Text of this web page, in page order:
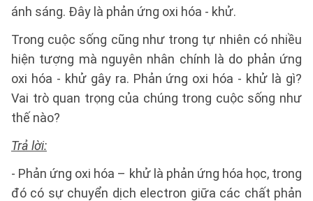
ánh sáng. Đây là phản ứng oxi hóa - khử.
Trong cuộc sống cũng như trong tự nhiên có nhiều
hiện tượng mà nguyên nhân chính là do phản ứng
oxi hóa - khử gây ra. Phản ứng oxi hóa - khử là gì?
Vai trò quan trọng của chúng trong cuộc sống như
thế nào?
Trả lời:
- Phản ứng oxi hóa – khử là phản ứng hóa học, trong
đó có sự chuyển dịch electron giữa các chất phản